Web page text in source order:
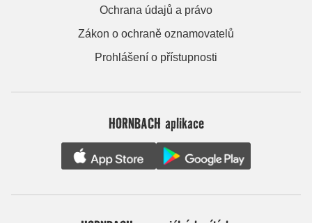
Ochrana údajů a právo
Zákon o ochraně oznamovatelů
Prohlášení o přístupnosti
HORNBACH aplikace